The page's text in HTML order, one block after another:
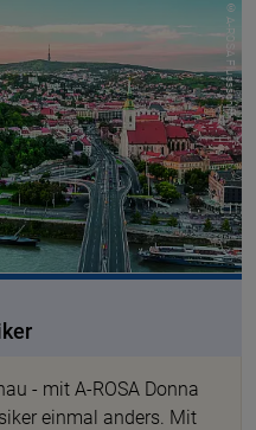
© A-ROSA Flussschiff
- mit A-ROSA Donna
einmal anders. Mit